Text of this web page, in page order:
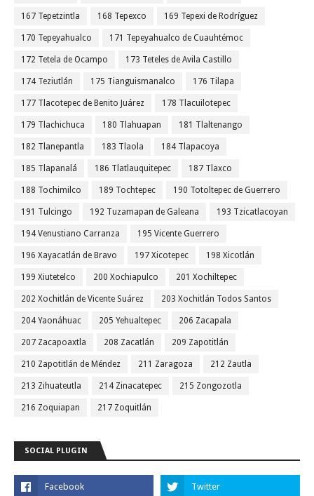
167 Tepetzintla 168 Tepexco 169 Tepexi de Rodríguez
170 Tepeyahualco 171 Tepeyahualco de Cuauhtémoc
172 Tetela de Ocampo 173 Teteles de Avila Castillo
174 Teziutlán 175 Tianguismanalco 176 Tilapa
177 Tlacotepec de Benito Juárez 178 Tlacuilotepec
179 Tlachichuca 180 Tlahuapan 181 Tlaltenango
182 Tlanepantla 183 Tlaola 184 Tlapacoya
185 Tlapanalá 186 Tlatlauquitepec 187 Tlaxco
188 Tochimilco 189 Tochtepec 190 Totoltepec de Guerrero
191 Tulcingo 192 Tuzamapan de Galeana 193 Tzicatlacoyan
194 Venustiano Carranza 195 Vicente Guerrero
196 Xayacatlán de Bravo 197 Xicotepec 198 Xicotlán
199 Xiutetelco 200 Xochiapulco 201 Xochiltepec
202 Xochitlán de Vicente Suárez 203 Xochitlán Todos Santos
204 Yaonáhuac 205 Yehualtepec 206 Zacapala
207 Zacapoaxtla 208 Zacatlán 209 Zapotitlán
210 Zapotitlán de Méndez 211 Zaragoza 212 Zautla
213 Zihuateutla 214 Zinacatepec 215 Zongozotla
216 Zoquiapan 217 Zoquitlán
SOCIAL PLUGIN